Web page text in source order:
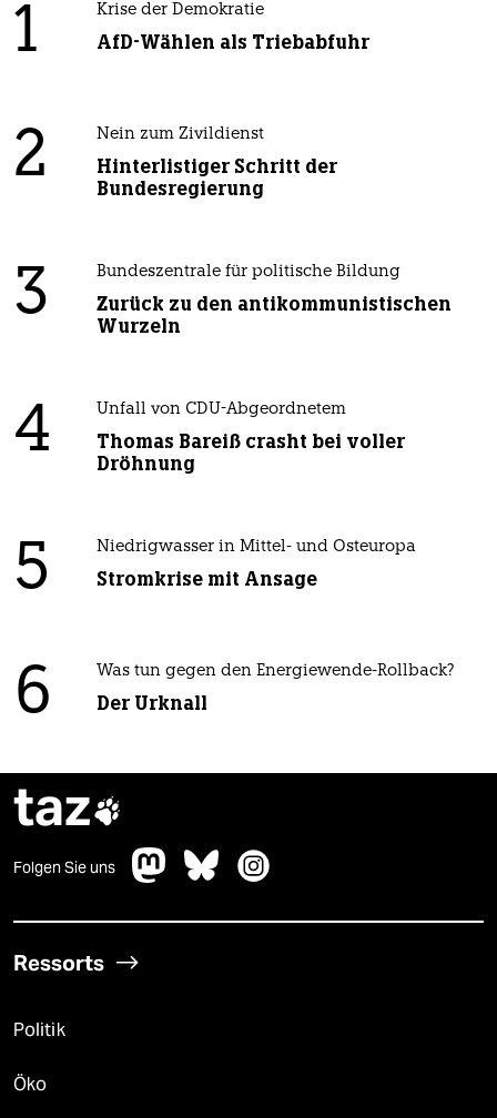
1 Krise der Demokratie
AfD-Wählen als Triebabfuhr
2 Nein zum Zivildienst
Hinterlistiger Schritt der
Bundesregierung
3 Bundeszentrale für politische Bildung
Zurück zu den antikommunistischen
Wurzeln
4 Unfall von CDU-Abgeordnetem
Thomas Bareiß crasht bei voller
Dröhnung
5 Niedrigwasser in Mittel- und Osteuropa
Stromkrise mit Ansage
6 Was tun gegen den Energiewende-Rollback?
Der Urknall
taz
Folgen Sie uns
Ressorts
Politik
Öko